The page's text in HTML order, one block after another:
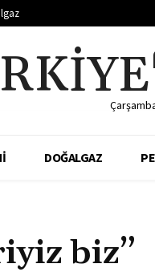
DOĞALGAZ
biz”